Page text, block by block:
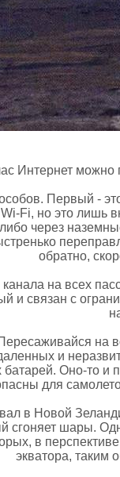
Интернет можно
Первый -
Fi, но это лишь
через
обратно,
на всех
и связан с
на
и
батарей. Оно-то
для
в Новой
сгоняет шары.
в
экватора, таким